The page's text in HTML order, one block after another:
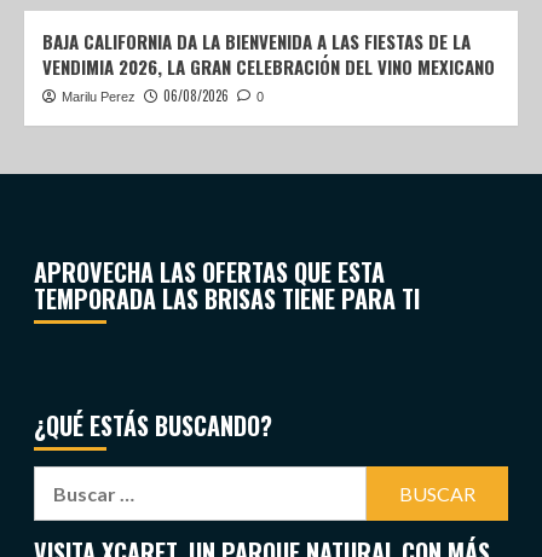
BAJA CALIFORNIA DA LA BIENVENIDA A LAS FIESTAS DE LA
VENDIMIA 2026, LA GRAN CELEBRACIÓN DEL VINO MEXICANO
Marilu Perez 06/08/2026 0
APROVECHA LAS OFERTAS QUE ESTA
TEMPORADA LAS BRISAS TIENE PARA TI
¿QUÉ ESTÁS BUSCANDO?